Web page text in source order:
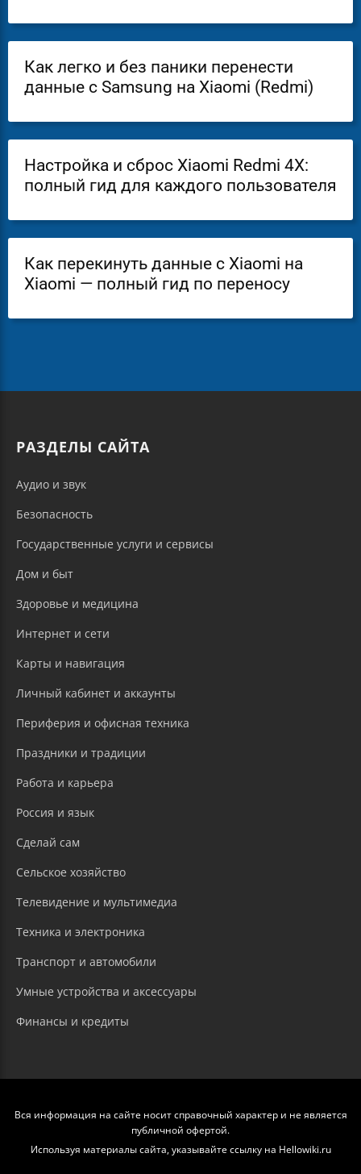
Как легко и без паники перенести
данные с Samsung на Xiaomi (Redmi)
Настройка и сброс Xiaomi Redmi 4X:
полный гид для каждого пользователя
Как перекинуть данные с Xiaomi на
Xiaomi — полный гид по переносу
РАЗДЕЛЫ САЙТА
Аудио и звук
Безопасность
Государственные услуги и сервисы
Дом и быт
Здоровье и медицина
Интернет и сети
Карты и навигация
Личный кабинет и аккаунты
Периферия и офисная техника
Праздники и традиции
Работа и карьера
Россия и язык
Сделай сам
Сельское хозяйство
Телевидение и мультимедиа
Техника и электроника
Транспорт и автомобили
Умные устройства и аксессуары
Финансы и кредиты
Вся информация на сайте носит справочный характер и не является
публичной офертой.
Используя материалы сайта, указывайте ссылку на Hellowiki.ru